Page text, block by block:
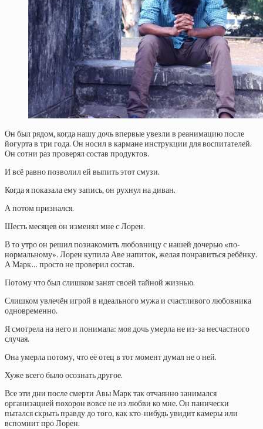
Он был рядом, когда нашу дочь впервые увезли в реанимацию после
йогурта в три года. Он носил в кармане инструкции для воспитателей.
Он сотни раз проверял состав продуктов.
И всё равно позволил ей выпить этот смузи.
Когда я показала ему запись, он рухнул на диван.
А потом признался.
Шесть месяцев он изменял мне с Лорен.
В то утро он решил познакомить любовницу с нашей дочерью «по-
нормальному». Лорен купила Аве напиток, желая понравиться ребёнку.
А Марк… просто не проверил состав.
Потому что был слишком занят своей тайной жизнью.
Слишком увлечён игрой в идеального мужа и счастливого любовника
одновременно.
Я смотрела на него и понимала: моя дочь умерла не из-за несчастного
случая.
Она умерла потому, что её отец в тот момент думал не о ней.
Хуже всего было осознать другое.
Все эти дни после смерти Авы Марк так отчаянно занимался
организацией похорон вовсе не из любви ко мне. Он панически
пытался скрыть правду до того, как кто-нибудь увидит камеры или
вспомнит про Лорен.